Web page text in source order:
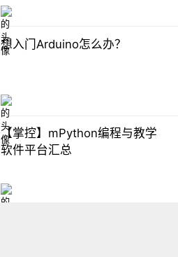
想入门Arduino怎么办？
【掌控】mPython编程与教学
软件平台汇总